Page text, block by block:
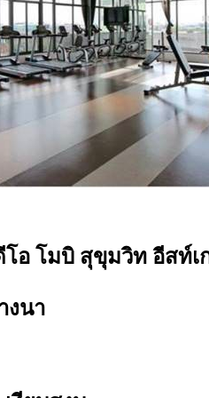
อ โมบิ สุขุมวิท อีสท์เ
งนา